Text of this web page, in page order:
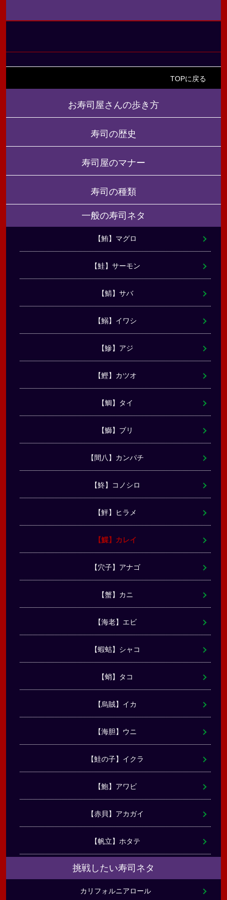
TOPに戻る
お寿司屋さんの歩き方
寿司の歴史
寿司屋のマナー
寿司の種類
一般の寿司ネタ
【鮪】マグロ
【鮭】サーモン
【鯖】サバ
【鰯】イワシ
【鰺】アジ
【鰹】カツオ
【鯛】タイ
【鰤】ブリ
【間八】カンパチ
【鮗】コノシロ
【鮃】ヒラメ
【鰈】カレイ
【穴子】アナゴ
【蟹】カニ
【海老】エビ
【蝦蛄】シャコ
【蛸】タコ
【烏賊】イカ
【海胆】ウニ
【鮭の子】イクラ
【鮑】アワビ
【赤貝】アカガイ
【帆立】ホタテ
挑戦したい寿司ネタ
カリフォルニアロール